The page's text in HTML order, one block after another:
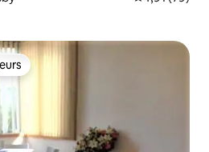
les plus appréciés